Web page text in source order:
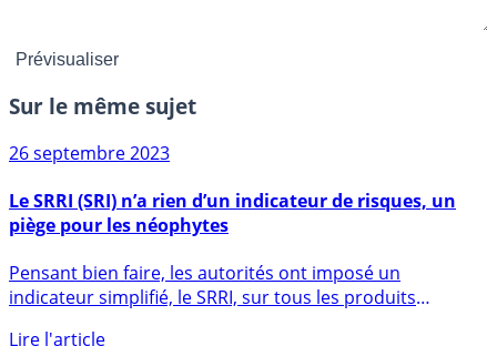
Sur le même sujet
26 septembre 2023
piège pour les néophytes